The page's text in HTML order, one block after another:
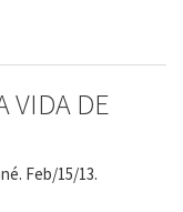
VIDA DE
Feb/15/13.